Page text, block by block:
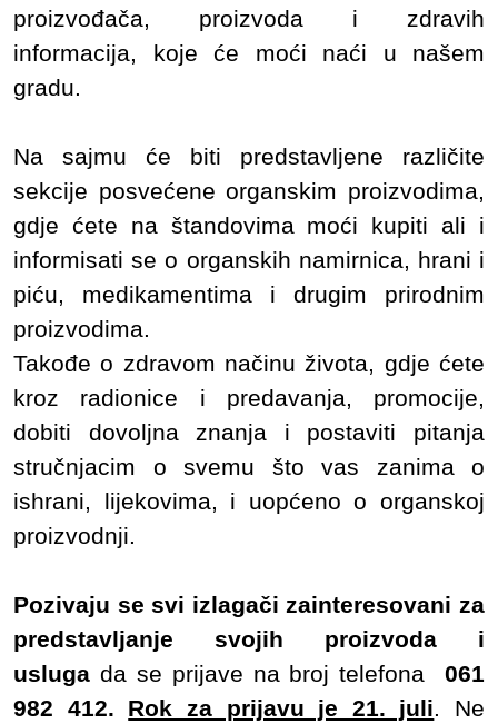
proizvođača, proizvoda i zdravih
informacija, koje će moći naći u našem
gradu.
Na sajmu će biti predstavljene različite
sekcije posvećene organskim proizvodima,
gdje ćete na štandovima moći kupiti ali i
informisati se o organskih namirnica, hrani i
piću, medikamentima i drugim prirodnim
proizvodima.
Takođe o zdravom načinu života, gdje ćete
kroz radionice i predavanja, promocije,
dobiti dovoljna znanja i postaviti pitanja
stručnjacim o svemu što vas zanima o
ishrani, lijekovima, i uopćeno o organskoj
proizvodnji.
Pozivaju se svi izlagači zainteresovani za
predstavljanje svojih proizvoda i
usluga da se prijave na broj telefona 061
982 412. Rok za prijavu je 21. juli. Ne